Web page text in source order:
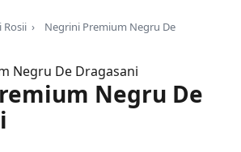
Rosii ›
Negrini Premium Negru De
Negru De